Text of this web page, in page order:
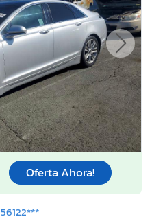
Oferta Ahora!
56122***